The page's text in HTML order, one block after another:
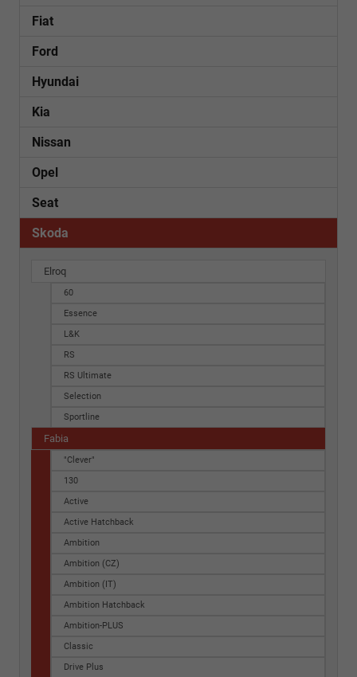
Fiat
Ford
Hyundai
Kia
Nissan
Opel
Seat
Skoda
Elroq
60
Essence
L&K
RS
RS Ultimate
Selection
Sportline
Fabia
"Clever"
130
Active
Active Hatchback
Ambition
Ambition (CZ)
Ambition (IT)
Ambition Hatchback
Ambition-PLUS
Classic
Drive Plus